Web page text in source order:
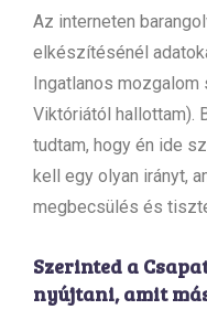
Az interneten
elkészítésénél
Ingatlanos
Viktóriától hallottam).
tudtam, hogy én ide
kell egy olyan irányt,
megbecsülés és
Szerinted a
nyújtani, amit